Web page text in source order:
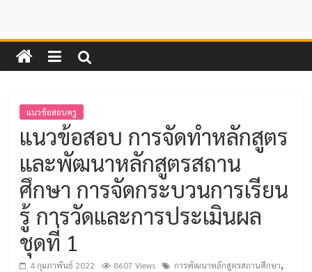
แนวข้อสอบครู
แนวข้อสอบ การจัดทำหลักสูตร
และพัฒนาหลักสูตรสถาน
ศึกษา การจัดกระบวนการเรียน
รู้ การวัดและการประเมินผล
ชุดที่ 1
4 กุมภาพันธ์ 2022 8607 Views การพัฒนาหลักสูตรสถานศึกษา,